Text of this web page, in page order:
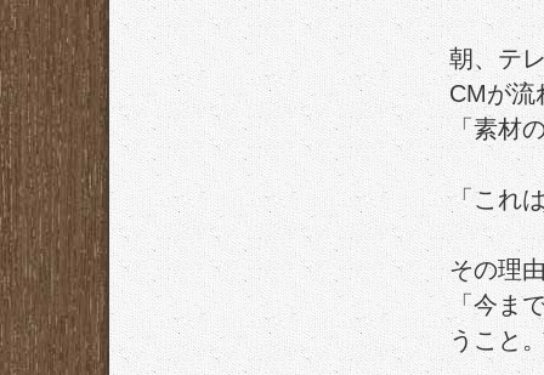
朝、テ
CMが流
「素材
「これ
その理
「今ま
うこと